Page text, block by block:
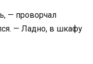
— проворчал
— Ладно, в шкафу